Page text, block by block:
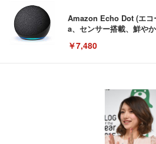
Amazon Echo Dot (エコ
a、センサー搭載、鮮や
￥7,480
[EdoErgo] オフィスチェ
い 跳ね上げ式アームレ
キング pc 事務椅子 360
ン樹脂ベース 通気性メ
(黒網+黒枠+黒足)
EIZO ビジネス向けプレ
EV3240X-WT | 31.5型
￥105,595
Amazonベーシック ペ
回使い捨て 無香料 ホワイ